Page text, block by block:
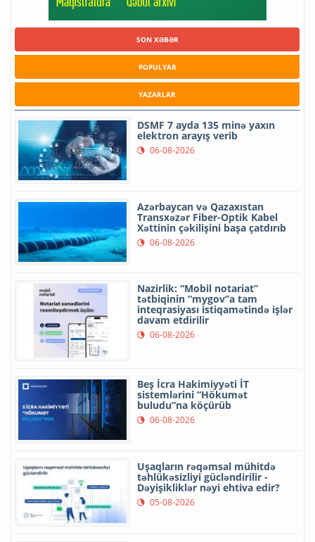
SON XƏBƏR
POPULYAR
YAZARLAR
DSMF 7 ayda 135 minə yaxın
elektron arayış verib
06-08-2026
Azərbaycan və Qazaxıstan
Transxəzər Fiber-Optik Kabel
Xəttinin çəkilişini başa çatdırıb
06-08-2026
Nazirlik: “Mobil notariat”
tətbiqinin “mygov”a tam
inteqrasiyası istiqamətində işlər
davam etdirilir
06-08-2026
Beş İcra Hakimiyyəti İT
sistemlərini “Hökumət
buludu”na köçürüb
06-08-2026
Uşaqların rəqəmsal mühitdə
təhlükəsizliyi gücləndirilir -
Dəyişikliklər nəyi ehtiva edir?
05-08-2026